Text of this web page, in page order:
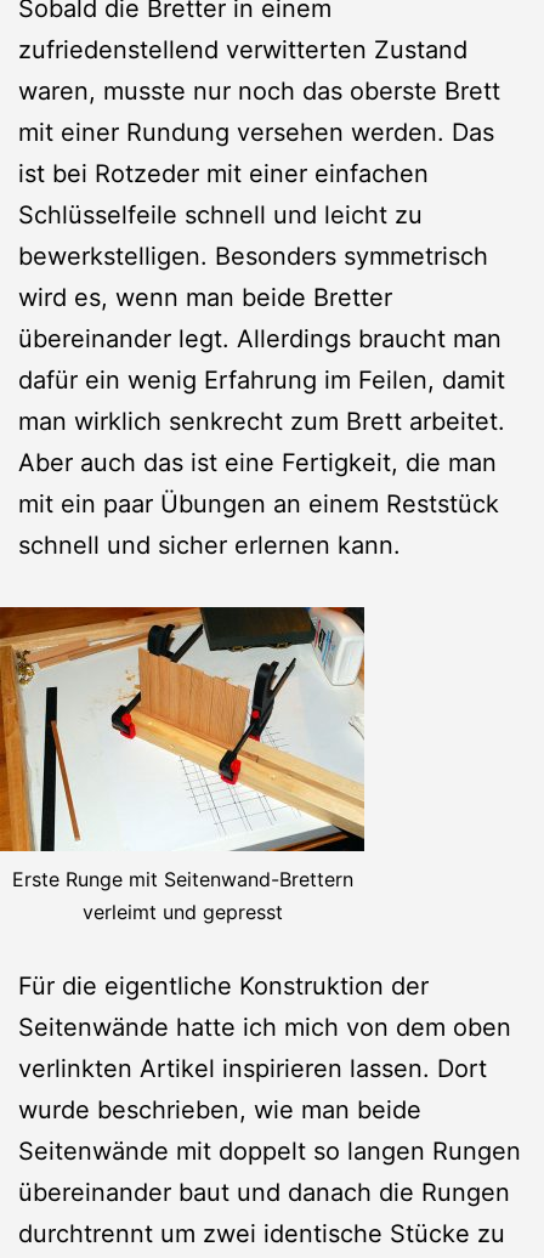
Sobald die Bretter in einem
zufriedenstellend verwitterten Zustand
waren, musste nur noch das oberste Brett
mit einer Rundung versehen werden. Das
ist bei Rotzeder mit einer einfachen
Schlüsselfeile schnell und leicht zu
bewerkstelligen. Besonders symmetrisch
wird es, wenn man beide Bretter
übereinander legt. Allerdings braucht man
dafür ein wenig Erfahrung im Feilen, damit
man wirklich senkrecht zum Brett arbeitet.
Aber auch das ist eine Fertigkeit, die man
mit ein paar Übungen an einem Reststück
schnell und sicher erlernen kann.
Erste Runge mit Seitenwand-Brettern
verleimt und gepresst
Für die eigentliche Konstruktion der
Seitenwände hatte ich mich von dem oben
verlinkten Artikel inspirieren lassen. Dort
wurde beschrieben, wie man beide
Seitenwände mit doppelt so langen Rungen
übereinander baut und danach die Rungen
durchtrennt um zwei identische Stücke zu